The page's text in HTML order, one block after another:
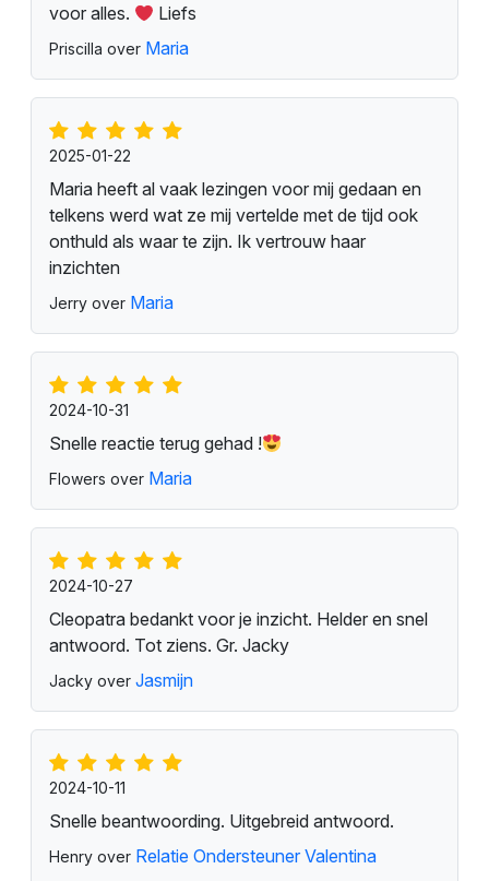
voor alles.
Liefs
Priscilla over Maria
2025-01-22
Maria heeft al vaak lezingen voor mij gedaan en
telkens werd wat ze mij vertelde met de tijd ook
onthuld als waar te zijn. Ik vertrouw haar
inzichten
Jerry over Maria
2024-10-31
Snelle reactie terug gehad !
Flowers over Maria
2024-10-27
Cleopatra bedankt voor je inzicht. Helder en snel
antwoord. Tot ziens. Gr. Jacky
Jacky over Jasmijn
2024-10-11
Snelle beantwoording. Uitgebreid antwoord.
Henry over Relatie Ondersteuner Valentina